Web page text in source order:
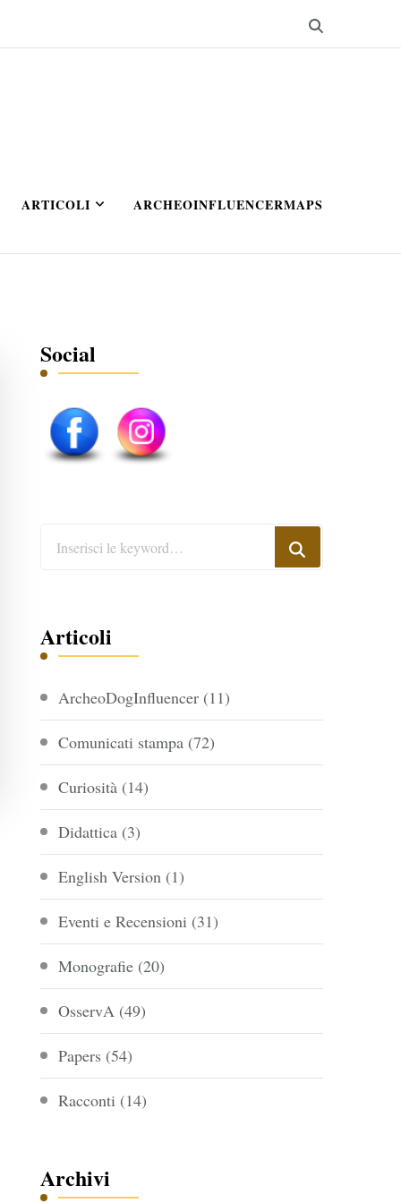
ARTICOLI ARCHEOINFLUENCERMAPS
Social
Articoli
ArcheoDogInfluencer (11)
Comunicati stampa (72)
Curiosità (14)
Didattica (3)
English Version (1)
Eventi e Recensioni (31)
Monografie (20)
OsservA (49)
Papers (54)
Racconti (14)
Archivi